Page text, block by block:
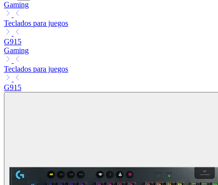
Gaming
Teclados para juegos
G915
Gaming
Teclados para juegos
G915